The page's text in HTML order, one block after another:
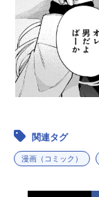
関連タグ
漫画（コミック）